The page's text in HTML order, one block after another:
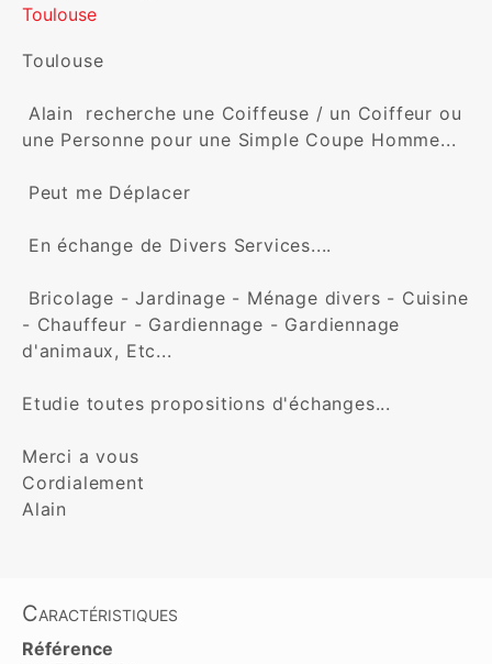
Toulouse
Toulouse
une Personne pour une Simple Coupe Homme...
- Chauffeur - Gardiennage - Gardiennage
d'animaux, Etc...
Etudie toutes propositions d'échanges...
Merci a vous
Cordialement
Alain
Caractéristiques
Référence